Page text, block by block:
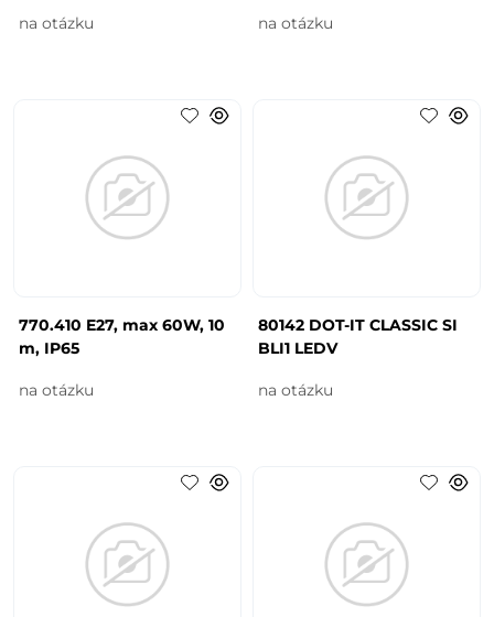
na otázku na otázku
770.410 E27, max 60W, 10
m, IP65
na otázku
80142 DOT-IT CLASSIC SI
BLI1 LEDV
na otázku